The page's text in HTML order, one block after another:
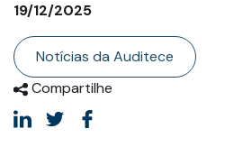
19/12/2025
Categoria
Notícias da Auditece
Compartilhe